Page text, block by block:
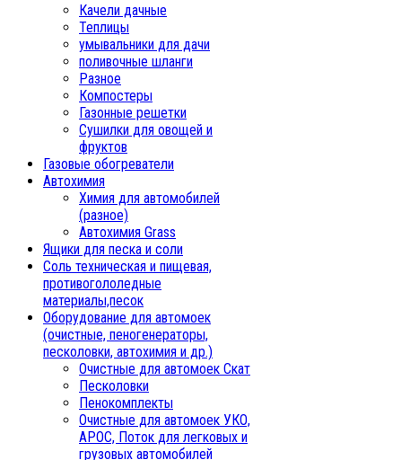
Качели дачные
Теплицы
умывальники для дачи
поливочные шланги
Разное
Компостеры
Газонные решетки
Сушилки для овощей и
фруктов
Газовые обогреватели
Автохимия
Химия для автомобилей
(разное)
Автохимия Grass
Ящики для песка и соли
Соль техническая и пищевая,
противогололедные
материалы,песок
Oборудование для автомоек
(очистные, пеногенераторы,
песколовки, автохимия и др.)
Очистные для автомоек Скат
Песколовки
Пенокомплекты
Очистные для автомоек УКО,
АРОС, Поток для легковых и
грузовых автомобилей